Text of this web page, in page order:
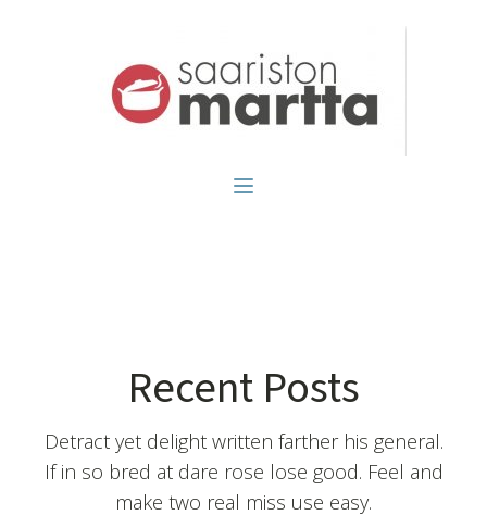
Recent Posts
Detract yet delight written farther his general.
If in so bred at dare rose lose good. Feel and
make two real miss use easy.